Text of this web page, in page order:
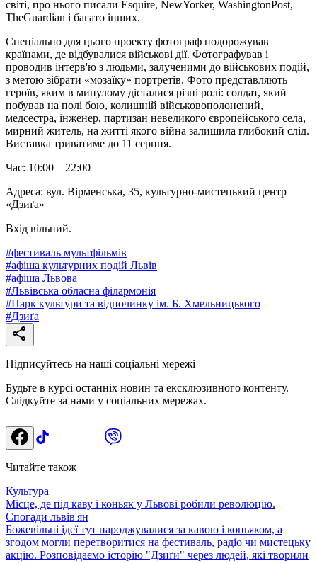
світі, про нього писали Esquire, NewYorker, WashingtonPost,
TheGuardian і багато інших.
Спеціально для цього проекту фотограф подорожував
країнами, де відбувалися військові дії. Фотографував і
проводив інтерв'ю з людьми, залученими до військових подій,
з метою зібрати «мозаїку» портретів. Фото представляють
героїв, яким в минулому дісталися різні ролі: солдат, який
побував на полі бою, колишній військовополонений,
медсестра, інженер, партизан невеликого європейського села,
мирний житель, на житті якого війна залишила глибокий слід.
Виставка триватиме до 11 серпня.
Час: 10:00 – 22:00
Адреса: вул. Вірменська, 35, культурно-мистецький центр
«Дзиґа»
Вхід вільний.
#фестиваль мультфільмів
#афіша культурних подій Львів
#афіша Львова
#Львівська обласна філармонія
#Парк культури та відпочинку ім. Б. Хмельницького
#Дзиґа
Підписуйтесь на наші соціальні мережі
Будьте в курсі останніх новин та ексклюзивного контенту.
Слідкуйте за нами у соціальних мережах.
Читайте також
Культура
Місце, де під каву і коньяк у Львові робили революцію.
Спогади львів'ян
Божевільні ідеї тут народжувалися за кавою і коньяком, а
згодом могли перетворитися на фестиваль, радіо чи мистецьку
акцію. Розповідаємо історію "Дзиґи" через людей, які творили